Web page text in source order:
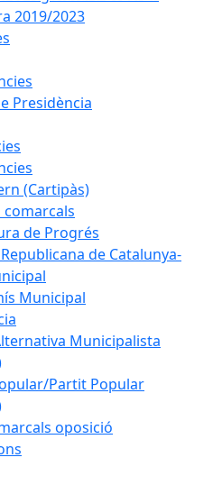
2019/2023
Presidència
(Cartipàs)
de Progrés
de Catalunya-
Municipal
Municipalista
Partit Popular
oposició